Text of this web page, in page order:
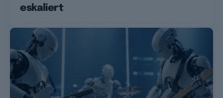
eskaliert